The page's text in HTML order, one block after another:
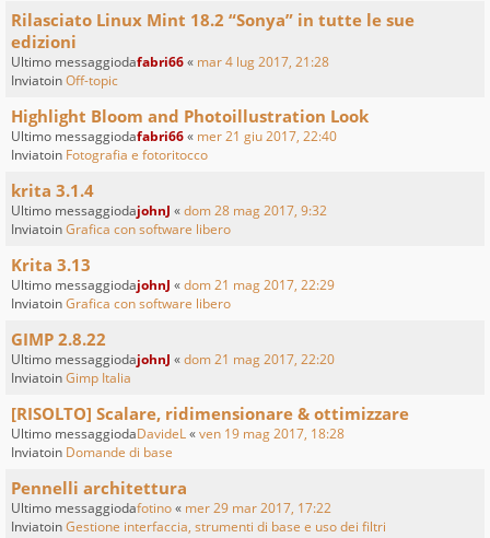
Rilasciato Linux Mint 18.2 “Sonya” in tutte le sue
edizioni
Ultimo messaggiodafabri66« mar 4 lug 2017, 21:28
InviatoinOff-topic
Highlight Bloom and Photoillustration Look
Ultimo messaggiodafabri66« mer 21 giu 2017, 22:40
Inviatoin Fotografia e fotoritocco
krita 3.1.4
Ultimo messaggiodajohnJ «dom 28 mag 2017, 9:32
InviatoinGrafica con software libero
Krita 3.13
Ultimo messaggiodajohnJ «dom 21 mag 2017, 22:29
InviatoinGrafica con software libero
GIMP 2.8.22
Ultimo messaggiodajohnJ «dom 21 mag 2017, 22:20
InviatoinGimp Italia
[RISOLTO] Scalare, ridimensionare & ottimizzare
Ultimo messaggiodaDavideL«ven 19 mag 2017, 18:28
Inviatoin Domande di base
Pennelli architettura
Ultimo messaggiodafotino« mer 29 mar 2017, 17:22
InviatoinGestione interfaccia, strumenti di base e uso dei filtri